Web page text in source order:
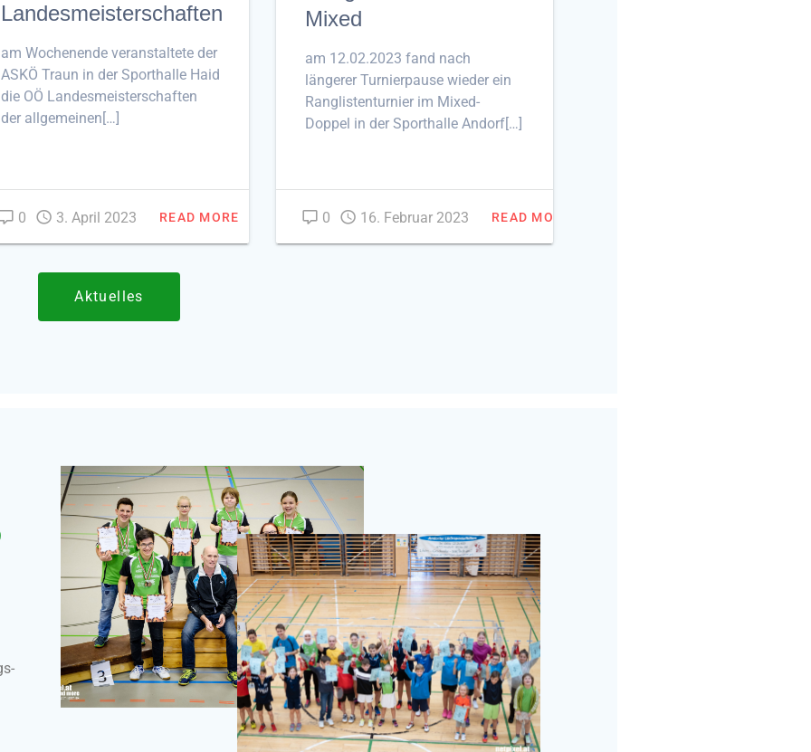
Landesmeisterschaften
am Wochenende veranstaltete der
ASKÖ Traun in der Sporthalle Haid
die OÖ Landesmeisterschaften
der allgemeinen[…]
0 3. April 2023 READ MORE
Mixed
am 12.02.2023 fand nach
längerer Turnierpause wieder ein
Ranglistenturnier im Mixed-
Doppel in der Sporthalle Andorf[…]
0 16. Februar 2023 READ MORE
Aktuelles